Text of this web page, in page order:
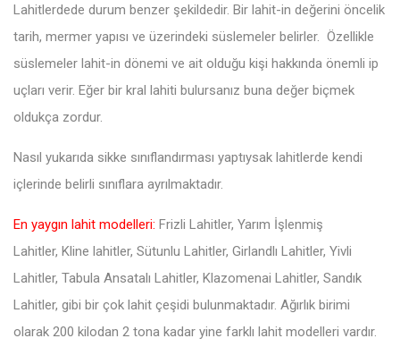
Lahitlerdede durum benzer şekildedir. Bir lahit-in değerini öncelik
tarih, mermer yapısı ve üzerindeki süslemeler belirler. Özellikle
süslemeler lahit-in dönemi ve ait olduğu kişi hakkında önemli ip
uçları verir. Eğer bir kral lahiti bulursanız buna değer biçmek
oldukça zordur.
Nasıl yukarıda sikke sınıflandırması yaptıysak lahitlerde kendi
içlerinde belirli sınıflara ayrılmaktadır.
En yaygın lahit modelleri: Frizli Lahitler, Yarım İşlenmiş
Lahitler, Kline lahitler, Sütunlu Lahitler, Girlandlı Lahitler, Yivli
Lahitler, Tabula Ansatalı Lahitler, Klazomenai Lahitler, Sandık
Lahitler, gibi bir çok lahit çeşidi bulunmaktadır. Ağırlık birimi
olarak 200 kilodan 2 tona kadar yine farklı lahit modelleri vardır.